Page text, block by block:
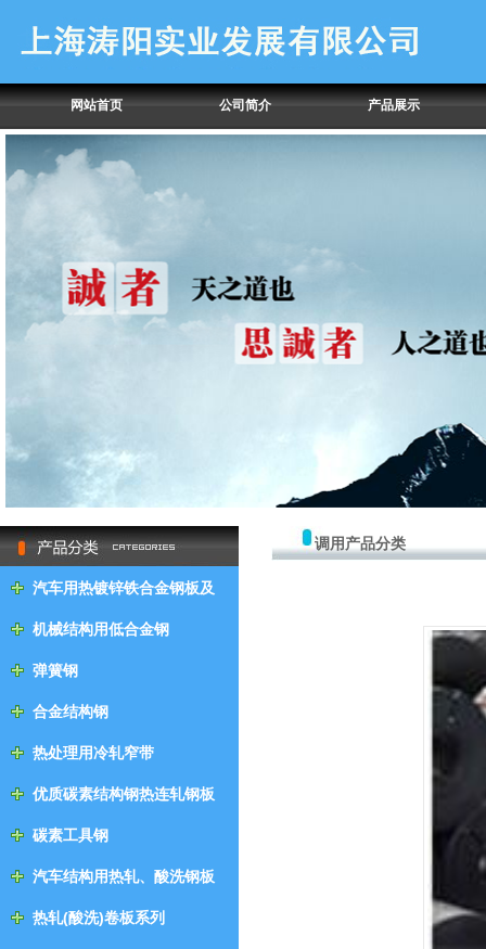
网站首页 公司简介 产品展示
null
汽车用热镀锌铁合金钢板及
钢带机械结构用低合金钢
弹簧钢
合金结构钢
热处理用冷轧窄带
优质碳素结构钢热连轧钢板
及钢带
碳素工具钢
汽车结构用热轧、酸洗钢板
及钢带
热轧(酸洗)卷板系列
调用产品分类